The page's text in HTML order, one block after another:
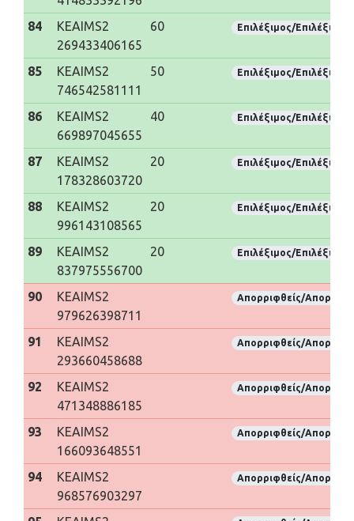
84
KEAIMS2
269433406165
60 Επιλέξιμος/Επιλέξιμη
85
KEAIMS2
746542581111
50 Επιλέξιμος/Επιλέξιμη
86
KEAIMS2
669897045655
40 Επιλέξιμος/Επιλέξιμη
87
KEAIMS2
178328603720
20 Επιλέξιμος/Επιλέξιμη
88
KEAIMS2
996143108565
20 Επιλέξιμος/Επιλέξιμη
89
KEAIMS2
837975556700
20 Επιλέξιμος/Επιλέξιμη
90
KEAIMS2
979626398711
Απορριφθείς/
91
KEAIMS2
293660458688
Απορριφθείς/
92
KEAIMS2
471348886185
Απορριφθείς/
93
KEAIMS2
166093648551
Απορριφθείς/
94
KEAIMS2
968576903297
Απορριφθείς/